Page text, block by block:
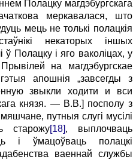
Полацку магдэбургскага
меркавалася, што
мець не толькі полацкія
некаторых іншых
Полацку і яго ваколіцах, у
на магдэбургскае
апошнія „завсегды з
звыкли ходити и вси
князя. — В.В.] посполу з
путныя слугі мусілі
старожу[18], выплочваць
і ўмацоўваць полацкі
ваеннай службы